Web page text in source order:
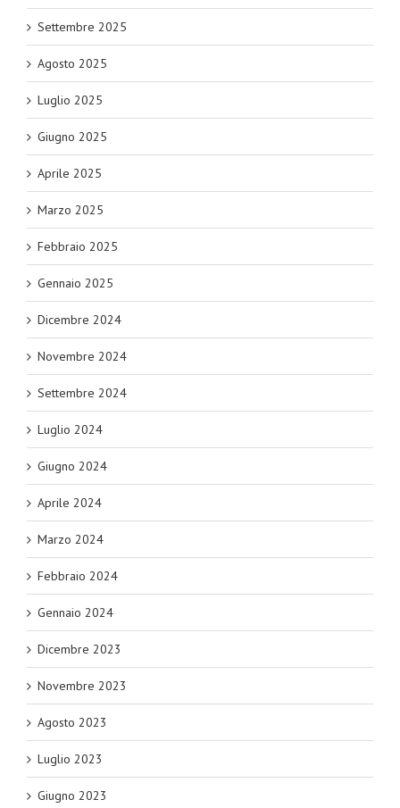
Settembre 2025
Agosto 2025
Luglio 2025
Giugno 2025
Aprile 2025
Marzo 2025
Febbraio 2025
Gennaio 2025
Dicembre 2024
Novembre 2024
Settembre 2024
Luglio 2024
Giugno 2024
Aprile 2024
Marzo 2024
Febbraio 2024
Gennaio 2024
Dicembre 2023
Novembre 2023
Agosto 2023
Luglio 2023
Giugno 2023